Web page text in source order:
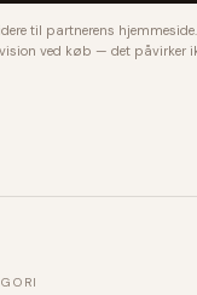
til partnerens
ved køb — det påvirker